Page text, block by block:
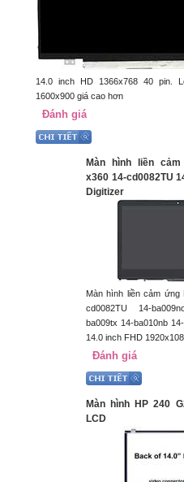
14.0 inch HD 1366x768 40 pin.
1600x900 giá cao hơn
Đánh giá
Màn hình liền
x360 14-cd0082TU
Digitizer
Màn hình liền cảm ứng
cd0082TU 14-
ba009tx 14-ba010nb
14.0 inch FHD
Đánh giá
Màn hình HP 240
LCD